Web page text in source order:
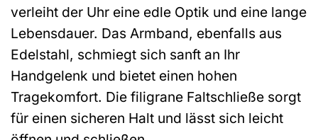
verleiht der Uhr eine edle Optik und eine lange
Lebensdauer. Das Armband, ebenfalls aus
Edelstahl, schmiegt sich sanft an Ihr
Handgelenk und bietet einen hohen
Tragekomfort. Die filigrane Faltschließe sorgt
für einen sicheren Halt und lässt sich leicht